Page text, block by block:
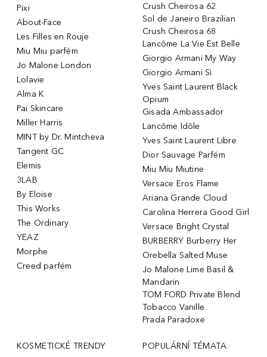
Pixi
About-Face
Les Filles en Rouje
Miu Miu parfém
Jo Malone London
Lolavie
Alma K
Pai Skincare
Miller Harris
MINT by Dr. Mintcheva
Tangent GC
Elemis
3LAB
By Eloise
This Works
The Ordinary
YEAZ
Morphe
Creed parfém
Crush Cheirosa 62
Sol de Janeiro Brazilian
Crush Cheirosa 68
Lancôme La Vie Est Belle
Giorgio Armani My Way
Giorgio Armani Sì
Yves Saint Laurent Black
Opium
Gisada Ambassador
Lancôme Idôle
Yves Saint Laurent Libre
Dior Sauvage Parfém
Miu Miu Miutine
Versace Eros Flame
Ariana Grande Cloud
Carolina Herrera Good Girl
Versace Bright Crystal
BURBERRY Burberry Her
Orebella Salted Muse
Jo Malone Lime Basil &
Mandarin
TOM FORD Private Blend
Tobacco Vanille
Prada Paradoxe
KOSMETICKÉ TRENDY POPULÁRNÍ TÉMATA